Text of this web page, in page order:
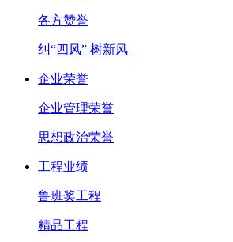
各方赞誉
纠“四风” 树新风
企业荣誉
企业管理荣誉
思想政治荣誉
工程业绩
鲁班奖工程
精品工程